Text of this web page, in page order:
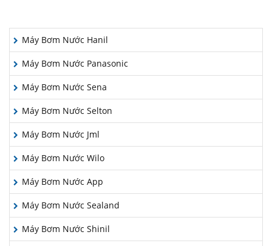
Máy Bơm Nước Hanil
Máy Bơm Nước Panasonic
Máy Bơm Nước Sena
Máy Bơm Nước Selton
Máy Bơm Nước Jml
Máy Bơm Nước Wilo
Máy Bơm Nước App
Máy Bơm Nước Sealand
Máy Bơm Nước Shinil